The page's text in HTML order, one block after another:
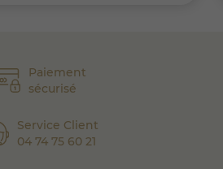
Paiement
sécurisé
Service Client
04 74 75 60 21